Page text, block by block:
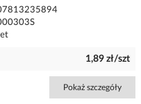
1,89 zł/szt
Pokaż szczegóły